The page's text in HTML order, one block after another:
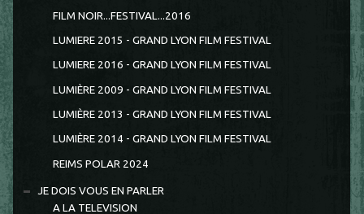
FILM NOIR...FESTIVAL...2016
LUMIERE 2015 - GRAND LYON FILM FESTIVAL
LUMIERE 2016 - GRAND LYON FILM FESTIVAL
LUMIÈRE 2009 - GRAND LYON FILM FESTIVAL
LUMIÈRE 2013 - GRAND LYON FILM FESTIVAL
LUMIÈRE 2014 - GRAND LYON FILM FESTIVAL
REIMS POLAR 2024
JE DOIS VOUS EN PARLER
A LA TELEVISION